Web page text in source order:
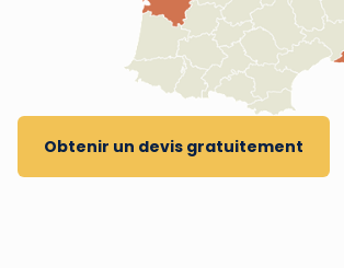
Obtenir un devis gratuitement